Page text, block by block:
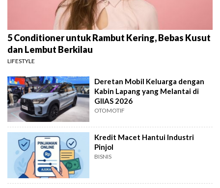
5 Conditioner untuk Rambut Kering, Bebas Kusut
dan Lembut Berkilau
LIFESTYLE
Deretan Mobil Keluarga dengan
Kabin Lapang yang Melantai di
GIIAS 2026
OTOMOTIF
Kredit Macet Hantui Industri
Pinjol
BISNIS